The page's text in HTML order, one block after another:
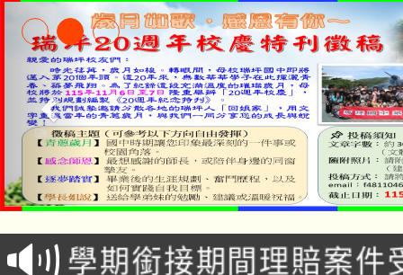
淨零綠生活教案入校路
會
115年食農教育專業人
程
學期銜接期間理賠案件